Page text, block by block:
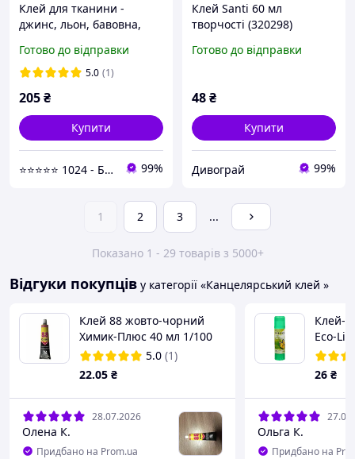
Клей для тканини -
джинс, льон, бавовна,
Готово до відправки
5.0 (1)
205₴
Купити
⭐⭐⭐⭐⭐ 1024 - Быстрая отправка в день заказа 99%
Клей Santi 60 мл
творчості (320298)
Готово до відправки
48₴
Купити
Дивограй 99%
1 2 3 ...
Показано 1 - 29 товарів з 5000+
Відгуки покупців у категорії «Канцелярський клей »
Клей 88 жовто-чорний
Химик-Плюс 40 мл 1/100
5.0 (1)
22.05 ₴
28.07.2026
Олена К.
Придбано на Prom.ua
Клей-
Eco-
26 ₴
Ольга К.
Придбано на